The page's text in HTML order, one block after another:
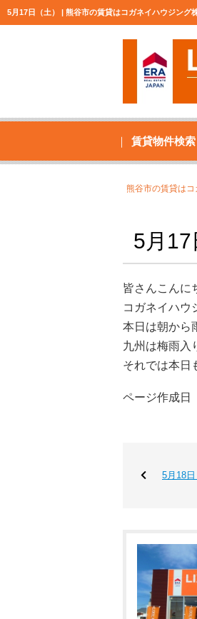
5月17日（土） | 熊谷市の賃貸はコガネイハウジン
賃貸物件検索
熊谷市の賃貸は
5月17
皆さんこんに
コガネイハウ
本日は朝から
九州は梅雨入
それでは本日
ページ作成
5月18日